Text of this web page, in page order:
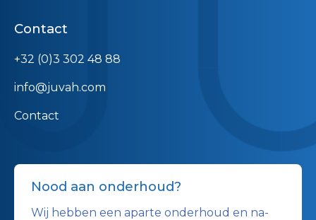
Contact
+32 (0)3 302 48 88
info@juvah.com
Contact
Nood aan onderhoud?
Wij hebben een aparte onderhoud en na-